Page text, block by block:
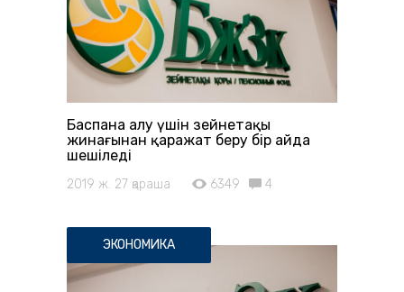
Баспана алу үшін зейнетақы
жинағынан қаражат беру бір айда
шешіледі
2019 ж. 27 қараша 6349 4
ЭКОНОМИКА